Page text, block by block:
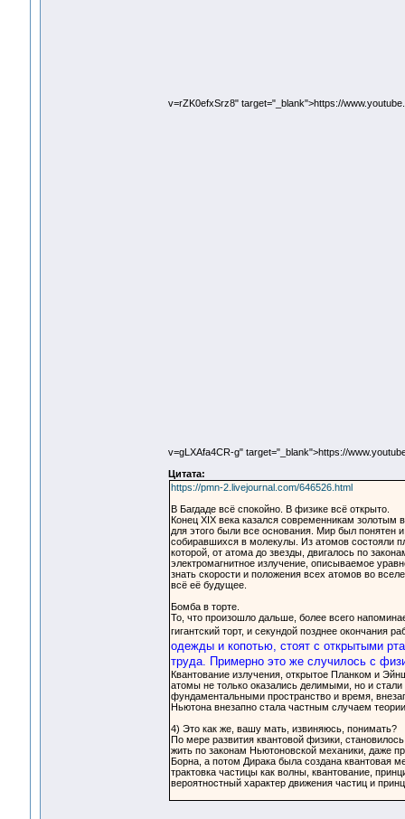
v=rZK0efxSrz8" target="_blank">https://
v=gLXAfa4CR-g" target="_blank">https://
Цитата:
https://pmn-2.livejournal.com/646526.html
В Багдаде всё спокойно. В физике всё открыто.
Конец XIX века казался современникам
для этого были все основания. Мир был понятен
собиравшихся в молекулы. Из атомов состояли
которой, от атома до звезды, двигалось по
электромагнитное излучение, описываемое
знать скорости и положения всех атомов во
всё её будущее.
Бомба в торте.
То, что произошло дальше, более всего
гигантский торт, и секундой позднее окончания
одежды и копотью, стоят с открытыми
труда. Примерно это же случилось с
Квантование излучения, открытое Планком и
атомы не только оказались делимыми, но и
фундаментальными пространство и время,
Ньютона внезапно стала частным случаем
4) Это как же, вашу мать, извиняюсь, понимать?
По мере развития квантовой физики,
жить по законам Ньютоновской механики, даже
Борна, а потом Дирака была создана квантовая
трактовка частицы как волны, квантование,
вероятностный характер движения частиц и